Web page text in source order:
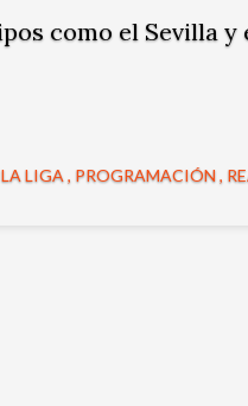
como el Sevilla y
LA LIGA PROGRAMACIÓN